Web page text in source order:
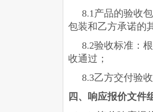
8.1产品的验收
包装和乙方承诺的
8.2验收标准：
收通过；
8.3乙方交付验
四、响应报价文件